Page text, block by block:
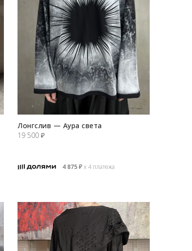
Лонгслив — Аура света
19 500₽
4 875₽х 4 платежа